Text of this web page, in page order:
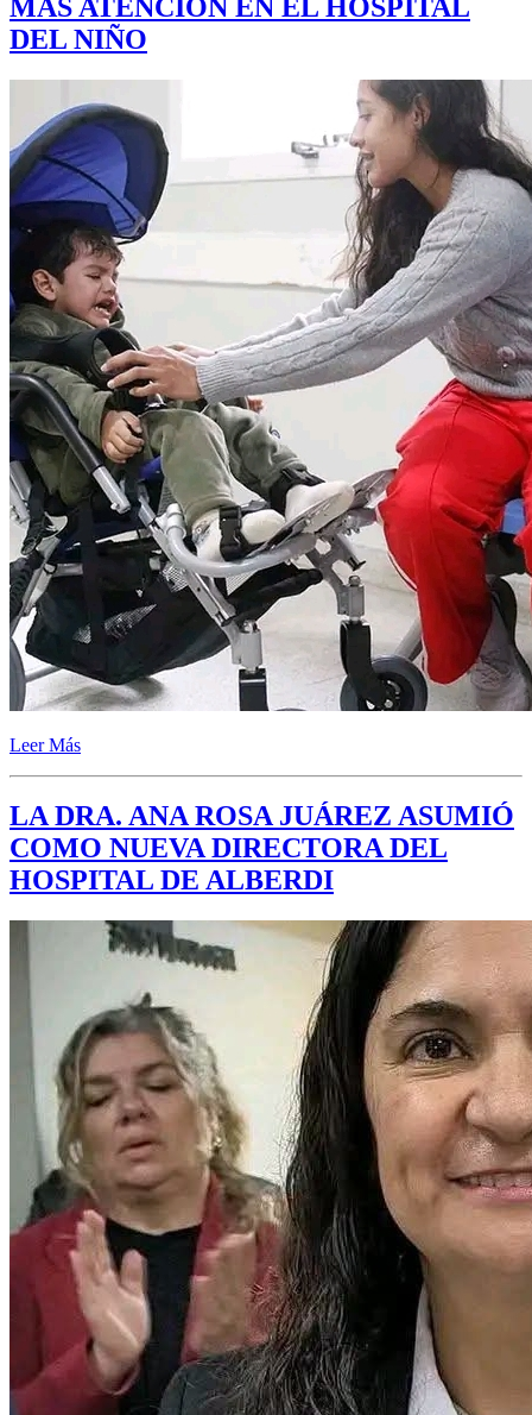
MAS ATENCION EN EL HOSPITAL
DEL NIÑO
Leer Más
LA DRA. ANA ROSA JUÁREZ ASUMIÓ
COMO NUEVA DIRECTORA DEL
HOSPITAL DE ALBERDI